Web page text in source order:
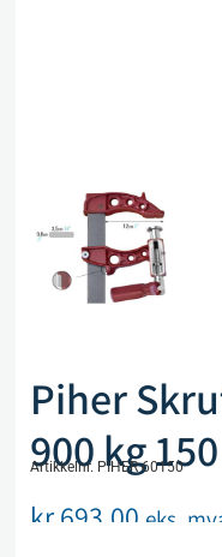
Piher
900 kg
Artikkelnr. PIHER 60150
kr693,00 eks.